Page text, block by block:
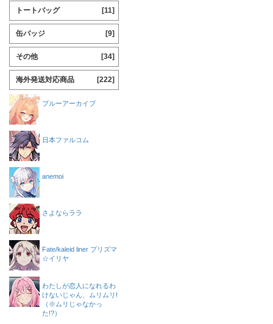
トートバッグ [11]
缶バッジ [9]
その他 [34]
海外発送対応商品 [222]
ブルーアーカイブ
日本ファルコム
anemoi
さよならララ
Fate/kaleid liner プリズマ
☆イリヤ
わたしが恋人になれるわ
けないじゃん、ムリムリ!
（※ムリじゃなかっ
た!?）